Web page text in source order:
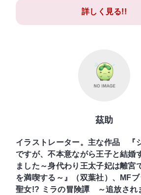
詳しく見る!!
茲助
イラストレーター。主な作品 『
ですが、不本意ながら王子と結婚
ました～身代わり王太子妃は離宮
を満喫する～』（双葉社）、MF
聖女!? ミラの冒険譚 ～追放され